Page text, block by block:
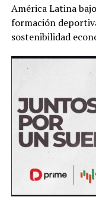
América Latina
formación
sostenibilidad